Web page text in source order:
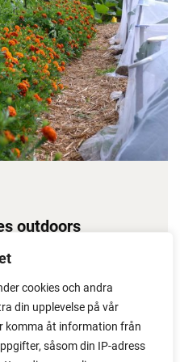
cookies och andra
din upplevelse på vår
komma åt information från
såsom din IP-adress
outdoors
grow tomatoes? This
without any